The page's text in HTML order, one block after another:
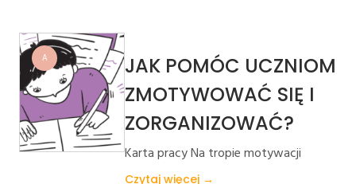
A
JAK POMÓC UCZNIOM
ZMOTYWOWAĆ SIĘ I
ZORGANIZOWAĆ?
Karta pracy Na tropie motywacji
Czytaj więcej →